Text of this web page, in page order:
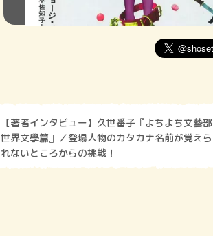
【著者インタビュー】久世番子『よちよち文藝部
世界文學篇』／登場人物のカタカナ名前が覚えら
れないところからの挑戦！